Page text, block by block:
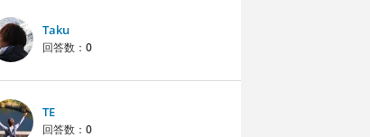
Taku
回答数： 0
TE
回答数： 0